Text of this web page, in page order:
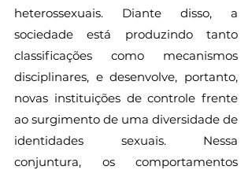
heterossexuais. Diante disso, a
sociedade está produzindo tanto
classificações como mecanismos
disciplinares, e desenvolve, portanto,
novas instituições de controle frente
ao surgimento de uma diversidade de
identidades sexuais. Nessa
conjuntura, os comportamentos